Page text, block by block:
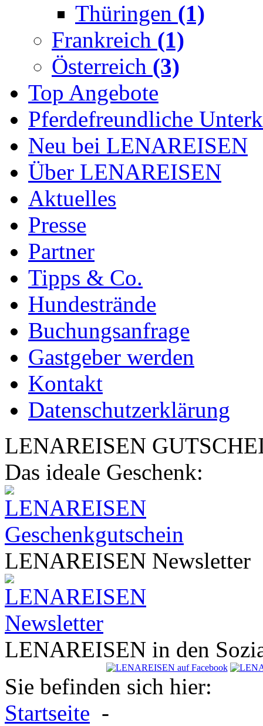
Thüringen (1)
Frankreich (1)
Österreich (3)
Top Angebote
Pferdefreundliche
Neu bei LENAREISEN
Über LENAREISEN
Aktuelles
Presse
Partner
Tipps & Co.
Hundestrände
Buchungsanfrage
Gastgeber werden
Kontakt
Datenschutzerklärung
LENAREISEN
Das ideale Geschenk:
LENAREISEN Newsletter
LENAREISEN in den
Sie befinden sich hier:
Startseite -